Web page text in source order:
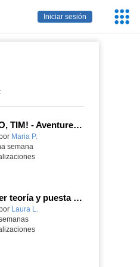
Iniciar sesión
HELLO, TIM! - Aventureros digitales
educativo.
Maria P.
semana
Dossier teoría y puesta en práctica Äprendizaje Basado en Juegos en Educación Infantil y Primaria
educativo.
Laura L.